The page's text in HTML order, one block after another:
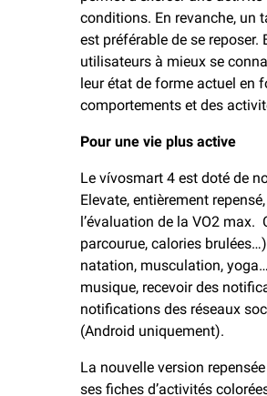
conditions. En revanche, un
est préférable de se
utilisateurs à mieux se
leur état de forme actuel en
comportements et des
Pour une vie plus active
Le vívosmart 4 est doté de
Elevate, entièrement
l’évaluation de la VO2 max.
parcourue, calories
natation, musculation,
musique, recevoir des
notifications des réseaux
(Android uniquement).
La nouvelle version
ses fiches d’activités